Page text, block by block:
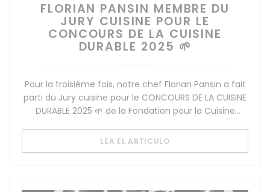
FLORIAN PANSIN MEMBRE DU
JURY CUISINE POUR LE
CONCOURS DE LA CUISINE
DURABLE 2025 🌱
Pour la troisième fois, notre chef Florian Pansin a fait
parti du Jury cuisine pour le CONCOURS DE LA CUISINE
DURABLE 2025 🌱 de la Fondation pour la Cuisine
LEA EL ARTICULO((ABRE EN UNA NUEVA